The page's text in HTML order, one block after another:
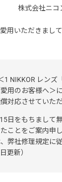
株式会社ニコ
用いただきまし
NIKKOR レンズ
用のお客様へ＞
対応させていた
日をもちまして
ことをご案内申
弊社修理規定に
更新）